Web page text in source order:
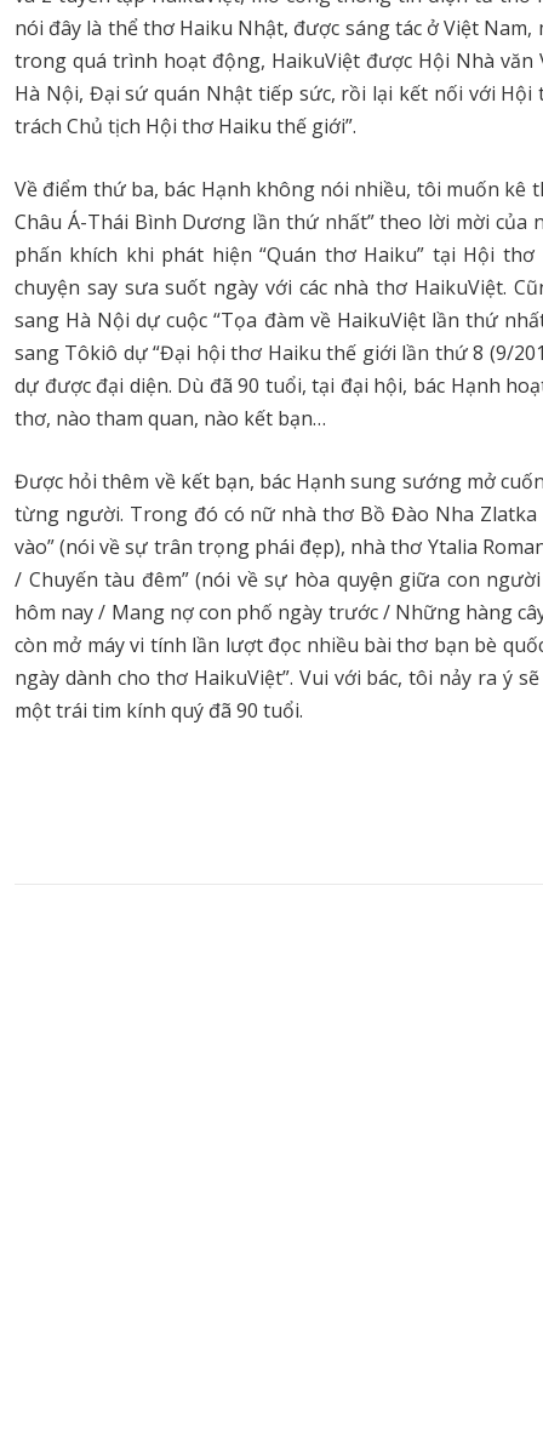
nói đây là thể thơ Haiku Nhật, được sáng tác ở Việt
trong quá trình hoạt động, HaikuViệt được Hội Nhà
Hà Nội, Đại sứ quán Nhật tiếp sức, rồi lại kết nối với Hội
trách Chủ tịch Hội thơ Haiku thế giới”.
Về điểm thứ ba, bác Hạnh không nói nhiều, tôi muốn kê
Châu Á-Thái Bình Dương lần thứ nhất” theo lời mời
phấn khích khi phát hiện “Quán thơ Haiku” tại Hội
chuyện say sưa suốt ngày với các nhà thơ HaikuViệt.
sang Hà Nội dự cuộc “Tọa đàm về HaikuViệt lần thứ
sang Tôkiô dự “Đại hội thơ Haiku thế giới lần thứ 8 (9/
dự được đại diện. Dù đã 90 tuổi, tại đại hội, bác Hạnh
thơ, nào tham quan, nào kết bạn…
Được hỏi thêm về kết bạn, bác Hạnh sung sướng mở
từng người. Trong đó có nữ nhà thơ Bồ Đào Nha
vào” (nói về sự trân trọng phái đẹp), nhà thơ Ytalia
/ Chuyến tàu đêm” (nói về sự hòa quyện giữa con
hôm nay / Mang nợ con phố ngày trước / Những hàng
còn mở máy vi tính lần lượt đọc nhiều bài thơ bạn bè
ngày dành cho thơ HaikuViệt”. Vui với bác, tôi nảy ra ý
một trái tim kính quý đã 90 tuổi.